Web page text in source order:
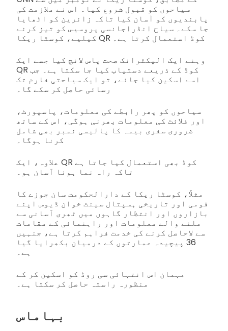
سیاحوں کو قبول شروع کیا۔ اس نے ملازمت کی
پابندیوں کو آسان کیا تاکہ زائرین کو اٹھایا
جا سکے۔ سیاح انڈراجانسی پروسیس کو تیز کرنے
کیلیے، کوسٹا ریکا QR کوڈ استعمال کرتا ہے۔
وہنے ایک الیکٹرانک صحت پاس لانچ کیا جسے ایک
QR کوڈ کے ذریعے دستیاب کیا جا سکتا ہے۔ جب
اسے اسکین کیا جائے، تو ایک سیاحتی فارم تک
رسائی حاصل کر سکے گا۔
سیاحوں کو پھر رابطے کی معلومات، پاسپورٹ،
اور فلائٹ کی معلومات بھرنی ہوگی، اس کے ساتھ
ضروری سفری بیمہ کا پالیسی نمبر بھی شامل
کرنا ہوگا۔
علاوہ، ایک QR کوڈ بھی استعمال کیا جاتا ہے
تاکہ راہ نما ہونا آسان ہو۔
مثلاً، کوسٹا ریکا کے دارالحکومت سان جوزے کا
قومی اور تاریخی ہسپتال سینٹ خوان ڈیوس اپنے
بازاروں اور انتظار گاہوں میں ٹھری آسانی سے
ملنے والے معلومات اور راہنمائی کے مقامات
سے لاحاصل کرنے کی خدمت فراہم کرتا ہے، جنہیں
36 پیچیدہ عمارتوں کے درمیان بکھرایا گیا
ہے۔
مہمان اس انتہائی سی روڈ کو اسکین کر کے
منظورہ راستہ حاصل کر سکتا ہے۔
بہاماس